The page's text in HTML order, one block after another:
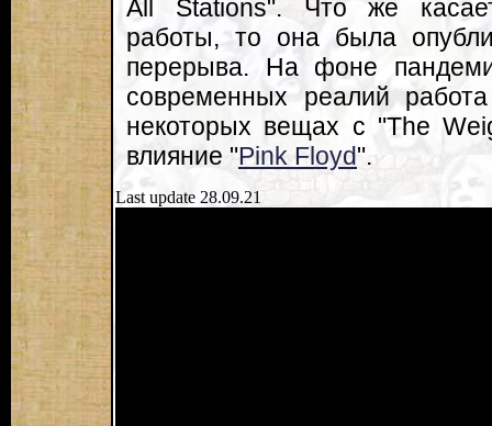
All Stations". Что же
работы, то она была
перерыва. На фоне
современных реалий
некоторых вещах с "The
влияние "Pink Floyd".
Last update 28.09.21